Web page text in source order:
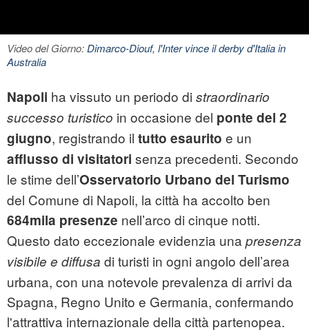
Video del Giorno:Dimarco-Diouf, l'Inter vince il derby d'Italia in
Australia
Napoli ha vissuto un periodo di straordinario
successo turistico in occasione del ponte del 2
giugno, registrando il tutto esaurito e un
afflusso di visitatori senza precedenti. Secondo
le stime dell’Osservatorio Urbano del Turismo
del Comune di Napoli, la città ha accolto ben
684mila presenze nell’arco di cinque notti.
Questo dato eccezionale evidenzia una presenza
visibile e diffusa di turisti in ogni angolo dell’area
urbana, con una notevole prevalenza di arrivi da
Spagna, Regno Unito e Germania, confermando
l'attrattiva internazionale della città partenopea.